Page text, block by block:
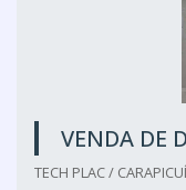
VENDA DE
TECH PLAC /